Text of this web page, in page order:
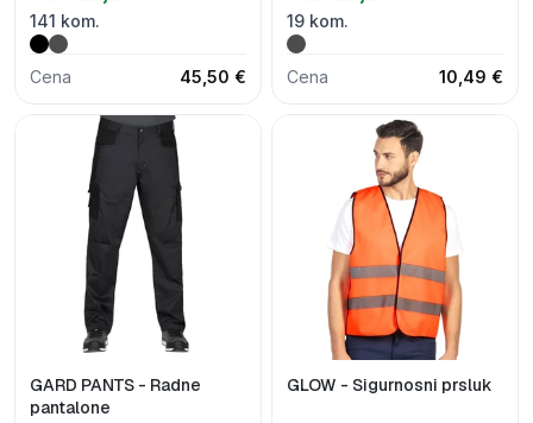
141 kom.
Cena 45,50 €
19 kom.
Cena 10,49 €
GARD PANTS - Radne
pantalone
GLOW - Sigurnosni prsluk